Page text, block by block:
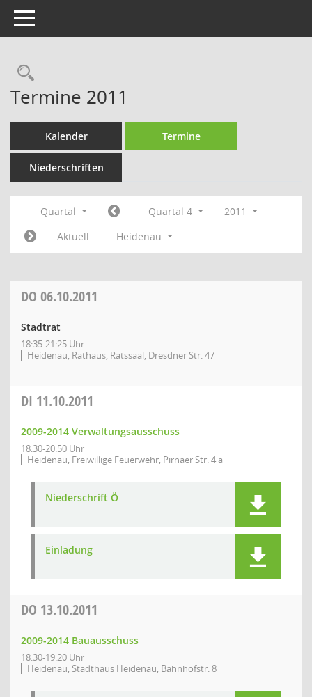
Toggle navigation
Rechercheauswahl
Termine 2011
Kalender Termine
Niederschriften
Quartal Quartal 4
2011
Aktuell
Heidenau
DO 06.10.2011
Stadtrat
18:35-21:25 Uhr
Heidenau, Rathaus, Ratssaal, Dresdner Str. 47
DI 11.10.2011
2009-2014 Verwaltungsausschuss
18:30-20:50 Uhr
Heidenau, Freiwillige Feuerwehr, Pirnaer Str. 4 a
Niederschrift Ö
Einladung
DO 13.10.2011
2009-2014 Bauausschuss
18:30-19:20 Uhr
Heidenau, Stadthaus Heidenau, Bahnhofstr. 8